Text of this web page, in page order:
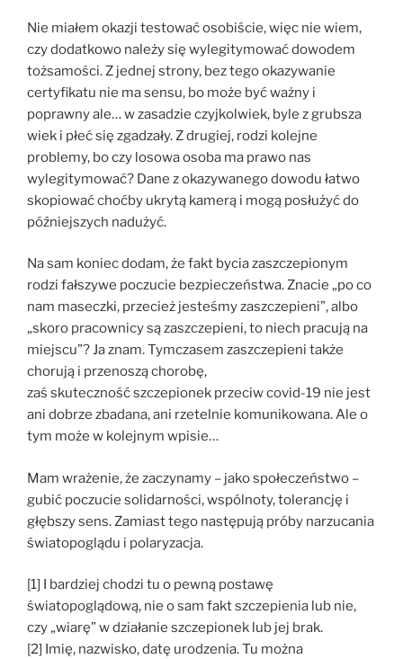
Nie miałem okazji testować osobiście, więc nie wiem,
czy dodatkowo należy się wylegitymować dowodem
tożsamości. Z jednej strony, bez tego okazywanie
certyfikatu nie ma sensu, bo może być ważny i
poprawny ale… w zasadzie czyjkolwiek, byle z grubsza
wiek i płeć się zgadzały. Z drugiej, rodzi kolejne
problemy, bo czy losowa osoba ma prawo nas
wylegitymować? Dane z okazywanego dowodu łatwo
skopiować choćby ukrytą kamerą i mogą posłużyć do
późniejszych nadużyć.
Na sam koniec dodam, że fakt bycia zaszczepionym
rodzi fałszywe poczucie bezpieczeństwa. Znacie „po co
nam maseczki, przecież jesteśmy zaszczepieni”, albo
„skoro pracownicy są zaszczepieni, to niech pracują na
miejscu”? Ja znam. Tymczasem zaszczepieni także
chorują i przenoszą chorobę,
zaś skuteczność szczepionek przeciw covid-19 nie jest
ani dobrze zbadana, ani rzetelnie komunikowana. Ale o
tym może w kolejnym wpisie…
Mam wrażenie, że zaczynamy – jako społeczeństwo –
gubić poczucie solidarności, wspólnoty, tolerancję i
głębszy sens. Zamiast tego następują próby narzucania
światopoglądu i polaryzacja.
[1] I bardziej chodzi tu o pewną postawę
światopoglądową, nie o sam fakt szczepienia lub nie,
czy „wiarę” w działanie szczepionek lub jej brak.
[2] Imię, nazwisko, datę urodzenia. Tu można